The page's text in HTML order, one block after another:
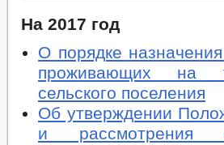
На 2017 год
О порядке
проживающих на
сельского поселения
Об утверждении
и рассмотрения